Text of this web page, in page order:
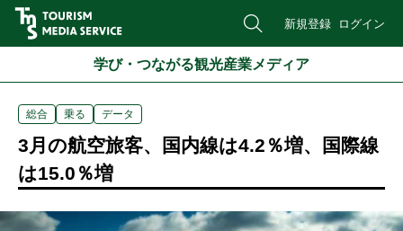
新規登録 ログイン
学び・つながる観光産業メディア
総合 乗る データ
3月の航空旅客、国内線は4.2％増、国際線
は15.0％増